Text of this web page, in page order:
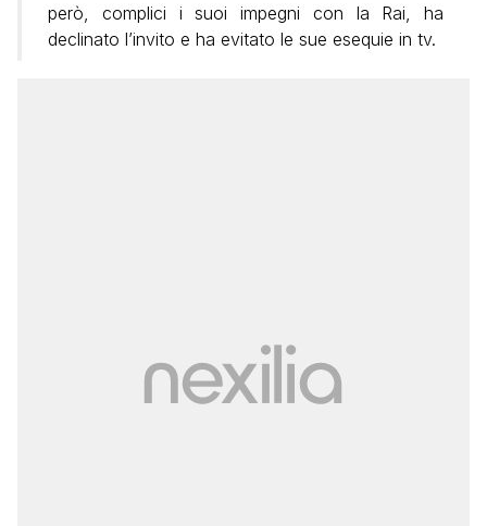
però, complici i suoi impegni con la Rai, ha
declinato l’invito e ha evitato le sue esequie in tv.